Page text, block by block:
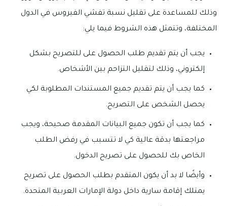
وذلك للمساعدة على تقليل نسبة تفشي الفيروس في الدول
المختلفة، وتتمثل هذه الشروط فيما يلي:
يجب أن يتم تقديم طلب الحصول على للتصريح بشكل
إلكتروني، وذلك لتقليل التزاحم بين الأشخاص.
كما يجب أن يتم تقديم جميع المستندات المطلوبة لكي
يحصل الشخص على التصريح.
كما يجب أن تكون جميع البيانات المقدمة صحيحة، ويجب
مراجعتها بدقة عالية كي لا تتسبب في رفض الطلب
الخاص بك للحصول على تصريح الدخول.
وأيضًا لا بد أن يكون المتقدم بطلب الحصول على تصريح
يمتلك إقامة سارية داخل دولة الإمارات العربية المتحدة.